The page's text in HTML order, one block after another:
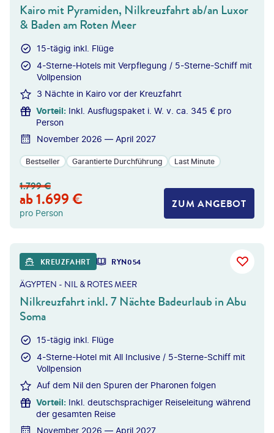
Kairo mit Pyramiden, Nilkreuzfahrt ab/an Luxor
& Baden am Roten Meer
15-tägig inkl. Flüge
4-Sterne-Hotels mit Verpflegung / 5-Sterne-Schiff mit
Vollpension
3 Nächte in Kairo vor der Kreuzfahrt
Vorteil: Inkl. Ausflugspaket i. W. v. ca. 345 € pro
Person
November 2026 — April 2027
Bestseller Garantierte Durchführung Last Minute
1.799€
ab1.699€
pro Person
ZUM ANGEBOT
KREUZFAHRT RYN054
ÄGYPTEN - NIL & ROTES MEER
Nilkreuzfahrt inkl. 7 Nächte Badeurlaub in Abu
Soma
15-tägig inkl. Flüge
4-Sterne-Hotel mit All Inclusive / 5-Sterne-Schiff mit
Vollpension
Auf dem Nil den Spuren der Pharonen folgen
Vorteil: Inkl. deutschsprachiger Reiseleitung während
der gesamten Reise
November 2026 — April 2027